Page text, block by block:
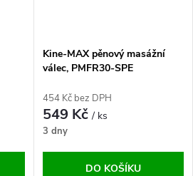
Kine-MAX pěnový masážní
válec, PMFR30-SPE
454 Kč bez DPH
549 Kč/ ks
3 dny
DO KOŠÍKU